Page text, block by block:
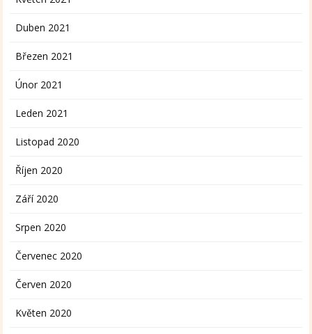
Duben 2021
Březen 2021
Únor 2021
Leden 2021
Listopad 2020
Říjen 2020
Září 2020
Srpen 2020
Červenec 2020
Červen 2020
Květen 2020